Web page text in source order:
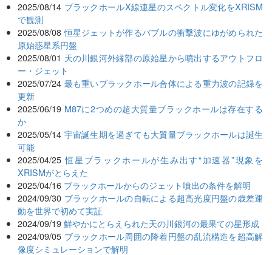
2025/08/14 ブラックホールX線連星のスペクトル変化をXRISM
で観測
2025/08/08 恒星ジェットが作るバブルの衝撃波にゆがめられた
原始惑星系円盤
2025/08/01 天の川銀河外縁部の原始星から噴出するアウトフロ
ー・ジェット
2025/07/24 最も重いブラックホール合体による重力波の記録を
更新
2025/06/19 M87に2つめの超大質量ブラックホールは存在する
か
2025/05/14 宇宙誕生期を過ぎても大質量ブラックホールは誕生
可能
2025/04/25 恒星ブラックホールが生み出す“加速器”現象を
XRISMがとらえた
2025/04/16 ブラックホールからのジェット噴出の条件を解明
2024/09/30 ブラックホールの自転による超高光度円盤の歳差運
動を世界で初めて実証
2024/09/19 鮮やかにとらえられた天の川銀河の最果ての星形成
2024/09/05 ブラックホール周囲の降着円盤の乱流構造を超高解
像度シミュレーションで解明